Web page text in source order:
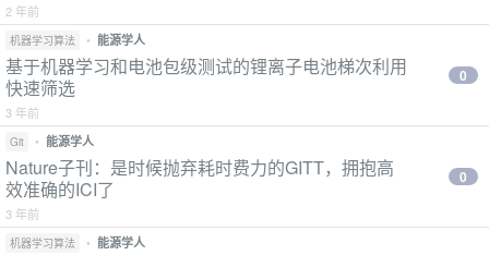
2 年前
机器学习算法 • 能源学人
基于机器学习和电池包级测试的锂离子电池梯次利用
快速筛选
3 年前
0
Git • 能源学人
Nature子刊：是时候抛弃耗时费力的GITT，拥抱高
效准确的ICI了
3 年前
0
机器学习算法 • 能源学人